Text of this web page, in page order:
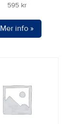
595 kr
Mer info »